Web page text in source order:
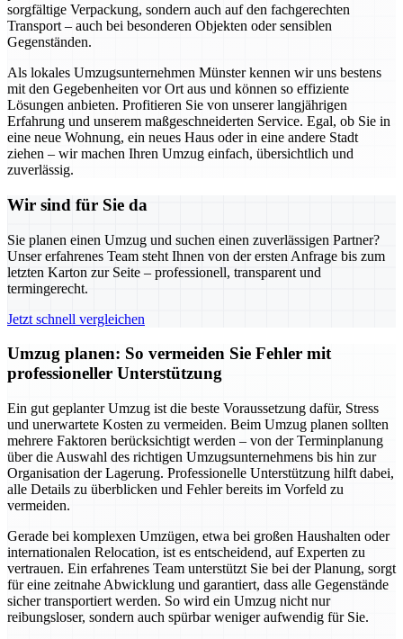
sorgfältige Verpackung, sondern auch auf den fachgerechten
Transport – auch bei besonderen Objekten oder sensiblen
Gegenständen.
Als lokales Umzugsunternehmen Münster kennen wir uns bestens
mit den Gegebenheiten vor Ort aus und können so effiziente
Lösungen anbieten. Profitieren Sie von unserer langjährigen
Erfahrung und unserem maßgeschneiderten Service. Egal, ob Sie in
eine neue Wohnung, ein neues Haus oder in eine andere Stadt
ziehen – wir machen Ihren Umzug einfach, übersichtlich und
zuverlässig.
Wir sind für Sie da
Sie planen einen Umzug und suchen einen zuverlässigen Partner?
Unser erfahrenes Team steht Ihnen von der ersten Anfrage bis zum
letzten Karton zur Seite – professionell, transparent und
termingerecht.
Jetzt schnell vergleichen
Umzug planen: So vermeiden Sie Fehler mit
professioneller Unterstützung
Ein gut geplanter Umzug ist die beste Voraussetzung dafür, Stress
und unerwartete Kosten zu vermeiden. Beim Umzug planen sollten
mehrere Faktoren berücksichtigt werden – von der Terminplanung
über die Auswahl des richtigen Umzugsunternehmens bis hin zur
Organisation der Lagerung. Professionelle Unterstützung hilft dabei,
alle Details zu überblicken und Fehler bereits im Vorfeld zu
vermeiden.
Gerade bei komplexen Umzügen, etwa bei großen Haushalten oder
internationalen Relocation, ist es entscheidend, auf Experten zu
vertrauen. Ein erfahrenes Team unterstützt Sie bei der Planung, sorgt
für eine zeitnahe Abwicklung und garantiert, dass alle Gegenstände
sicher transportiert werden. So wird ein Umzug nicht nur
reibungsloser, sondern auch spürbar weniger aufwendig für Sie.